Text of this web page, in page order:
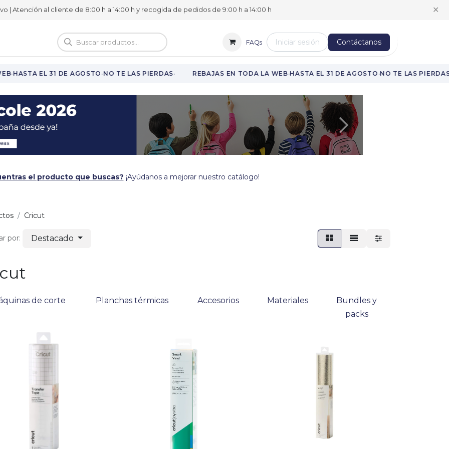
| Atención al cliente de 8:00 h a 14:00 h y recogida de pedidos de 9:00 h a 14:00 h ✕
Vuelta al cole FAQs Iniciar sesión Contáctanos
·HASTA EL 31 DE AGOSTO·NO TE LAS PIERDAS· REBAJAS EN TODA LA WEB·HASTA EL 31 DE AGOSTO·NO TE LAS PIERDAS·
Siguiente
el producto que buscas? ¡Ayúdanos a mejorar nuestro catálogo!
Cricut
por: Destacado
de corte Planchas térmicas Accesorios Materiales
Bundles y
packs